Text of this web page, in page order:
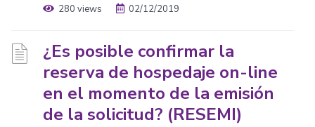
280 views 02/12/2019
¿Es posible confirmar la
reserva de hospedaje on-line
en el momento de la emisión
de la solicitud? (RESEMI)